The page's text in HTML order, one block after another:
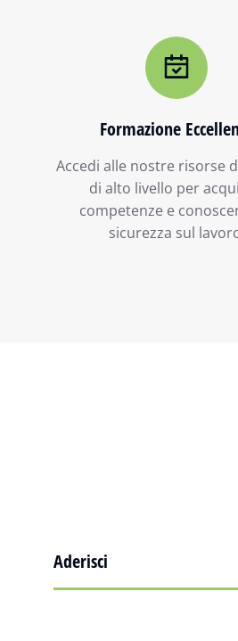
Formazione
Accedi alle nostre risorse
di alto livello per
competenze e
sicurezza sul
Aderisci